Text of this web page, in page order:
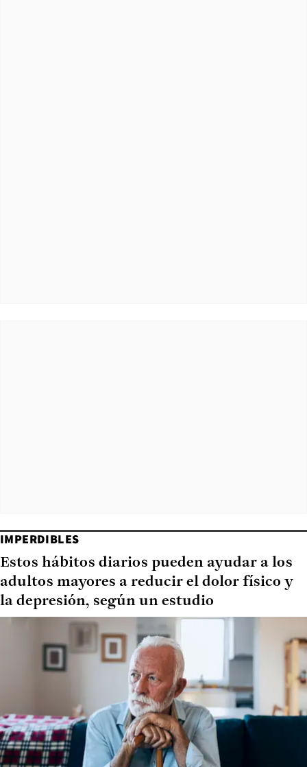
IMPERDIBLES
Estos hábitos diarios pueden ayudar a los
adultos mayores a reducir el dolor físico y
la depresión, según un estudio